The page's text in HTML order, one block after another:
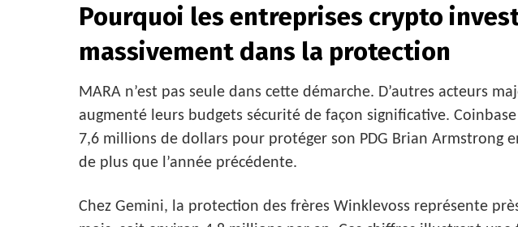
Pourquoi les entreprises crypto
massivement dans la protection
MARA n’est pas seule dans cette démarche. D’autres acteurs
augmenté leurs budgets sécurité de façon significative.
7,6 millions de dollars pour protéger son PDG Brian Armstrong
de plus que l’année précédente.
Chez Gemini, la protection des frères Winklevoss représente